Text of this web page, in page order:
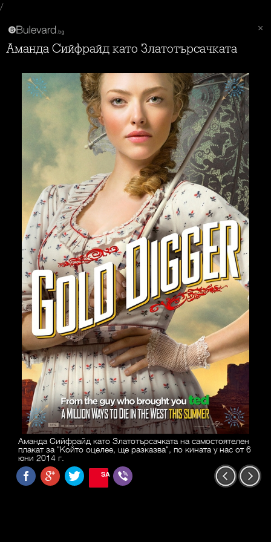
/
Аманда Сийфрайд като Златотърсачката
Аманда Сийфрайд като Златотърсачката на самостоятелен
плакат за "Който оцелее, ще разказва", по кината у нас от 6
юни 2014 г.
SAVE